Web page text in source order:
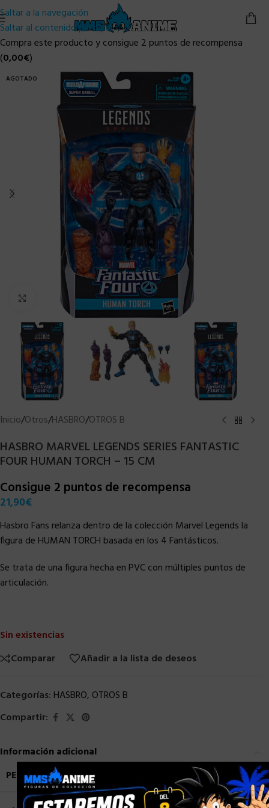
Saltar a la navegación
Saltar al contenido principal
Compra este producto y consigue 2 puntos de recompensa
(0,00€)
AGOTADO
Clic para ampliar
Inicio/Otros/HASBRO/OTROS B
HASBRO MARVEL LEGENDS SERIES FANTASTIC
FOUR HUMAN TORCH – 15 CM
Consigue 2 puntos de recompensa
21,90€
Hasbro Fans relanza dentro de la colección Marvel Legends la
figura de HUMAN TORCH basada en los 4 Fantásticos.
Se trata de una figura hecha en PVC con múltiples puntos de
articulación.
Sin existencias
Comparar
Añadir a la lista de deseos
Categorías: HASBRO, OTROS B
Compartir:
Información adicional
PESO
0,7 kg×